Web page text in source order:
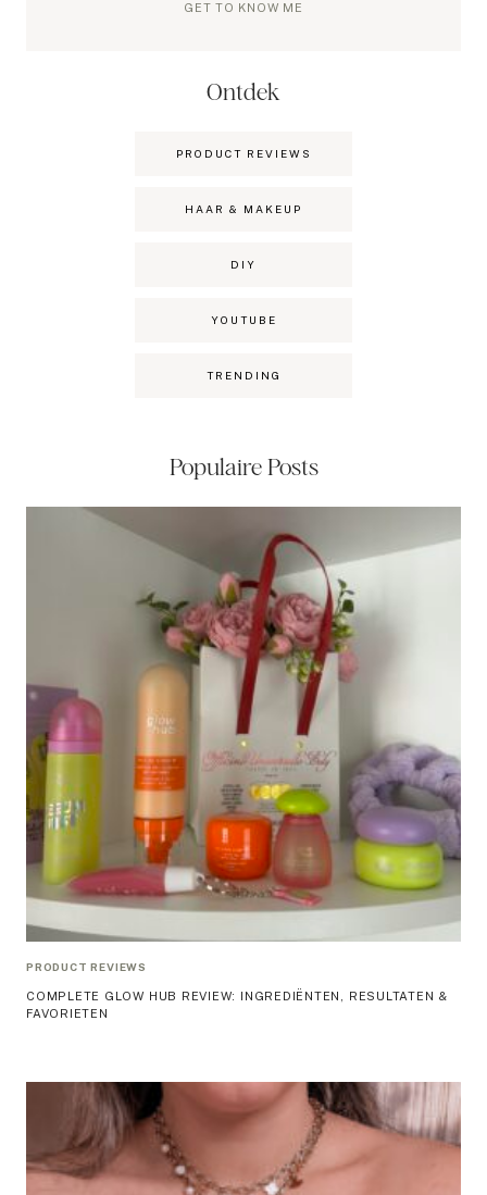
GET TO KNOW ME
Ontdek
PRODUCT REVIEWS
HAAR & MAKEUP
DIY
YOUTUBE
TRENDING
Populaire Posts
PRODUCT REVIEWS
COMPLETE GLOW HUB REVIEW: INGREDIËNTEN, RESULTATEN &
FAVORIETEN